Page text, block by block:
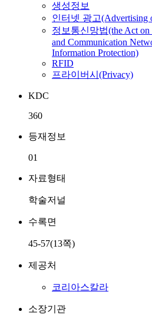
생성정보
인터넷 광고(Advertising
정보통신망법(the Act on
and Communication
Information Protection)
RFID
프라이버시(Privacy)
KDC
360
등재정보
01
자료형태
학술저널
수록면
45-57(13쪽)
제공처
코리아스칼라
소장기관